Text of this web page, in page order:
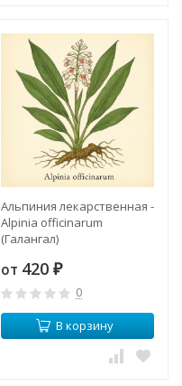
Альпиния лекарственная -
Alpinia officinarum
(Галангал)
от 420 ₽
0
В корзину